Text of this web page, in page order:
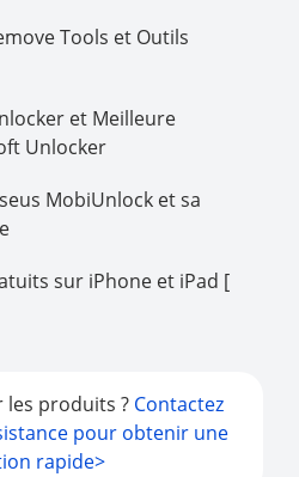
Tools et Outils
et Meilleure
Unlocker
MobiUnlock et sa
sur iPhone et iPad [
les produits ? Contactez
pour obtenir une
rapide>